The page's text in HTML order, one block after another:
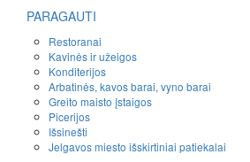
PARAGAUTI
Restoranai
Kavinės ir užeigos
Konditerijos
Arbatinės, kavos barai, vyno barai
Greito maisto įstaigos
Picerijos
Išsinešti
Jelgavos miesto išskirtiniai patiekalai